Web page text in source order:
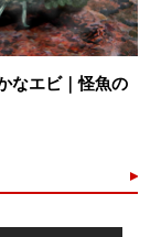
なエビ｜怪魚の